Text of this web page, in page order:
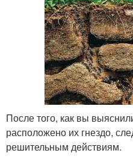
После того, как вы
расположено их гнездо,
решительным действиям.